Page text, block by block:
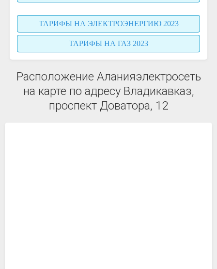
ТАРИФЫ НА ЭЛЕКТРОЭНЕРГИЮ 2023
ТАРИФЫ НА ГАЗ 2023
Расположение Аланияэлектросеть
на карте по адресу Владикавказ,
проспект Доватора, 12